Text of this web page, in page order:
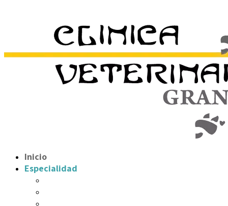
Inicio
Especialidad